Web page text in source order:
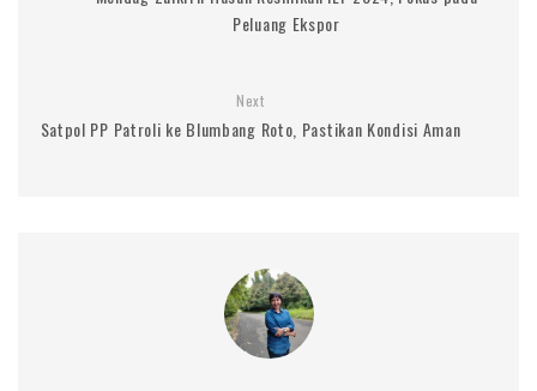
Peluang Ekspor
Next
Satpol PP Patroli ke Blumbang Roto, Pastikan Kondisi Aman